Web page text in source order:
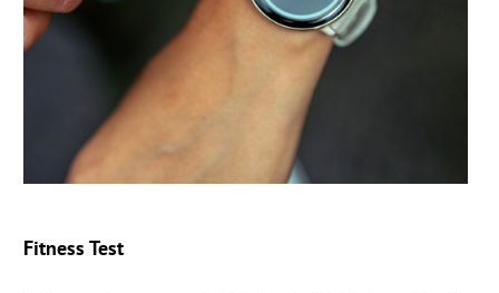
Fitness Test